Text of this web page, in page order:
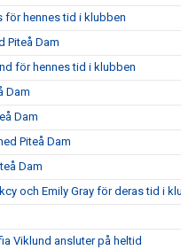
för hennes tid i klubben
Piteå Dam
för hennes tid i klubben
Dam
Dam
Piteå Dam
Dam
och Emily Gray för deras tid i
Viklund ansluter på heltid